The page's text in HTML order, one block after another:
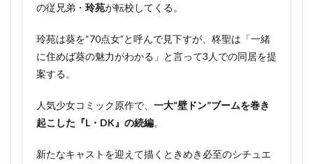
の従兄弟・ 玲苑が転校してくる。
玲苑は葵を“70点女”と呼んで見下すが、柊聖は「一緒
に住めば葵の魅力がわかる」と言って3人での同居を提
案する。
人気少女コミック原作で、 一大“壁ドン”ブームを巻き
起こした『L・DK』の続編。
新たなキャストを迎えて描くときめき必至のシチュエ